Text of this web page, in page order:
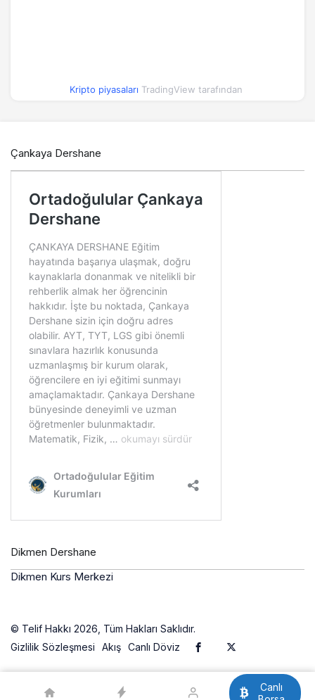
Kripto piyasaları TradingView tarafından
Çankaya Dershane
Dikmen Dershane
Dikmen Kurs Merkezi
© Telif Hakkı 2026, Tüm Hakları Saklıdır.
Gizlilik Sözleşmesi
Akış Canlı Döviz
Canlı